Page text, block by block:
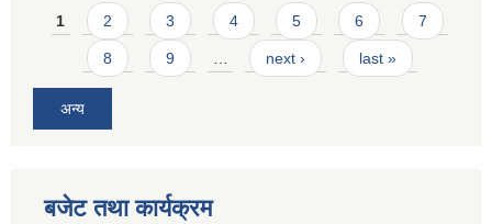
Pages
1 2 3 4 5 6 7
8 9 next › last »
अन्य
बजेट तथा कार्यक्रम